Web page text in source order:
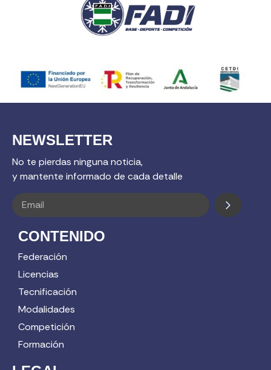
NEWSLETTER
No te pierdas ninguna noticia,
y mantente informado de cada detalle
CONTENIDO
Federación
Licencias
Tecnificación
Modalidades
Competición
Formación